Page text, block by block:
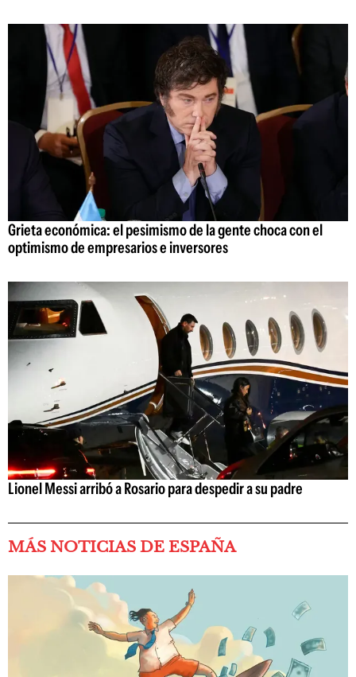
Grieta económica: el pesimismo de la gente choca con el
optimismo de empresarios e inversores
Lionel Messi arribó a Rosario para despedir a su padre
MÁS NOTICIAS DE ESPAÑA